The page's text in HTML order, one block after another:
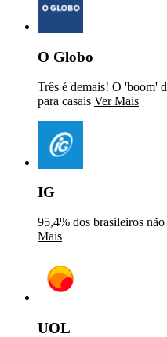
O Globo
Três é demais! O 'boom'
para casais Ver Mais
IG
95,4% dos brasileiros
Mais
UOL